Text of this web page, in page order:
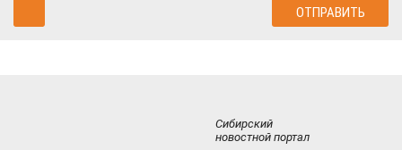
Сибирский
новостной портал